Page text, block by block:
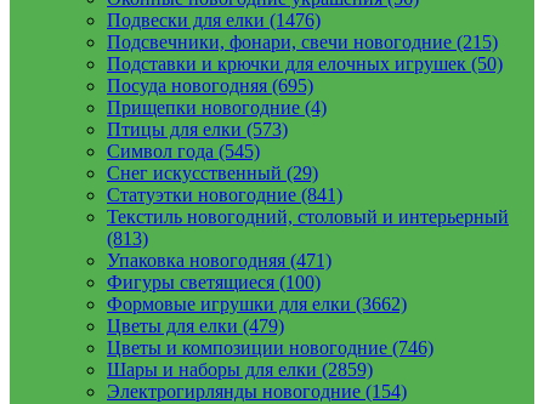
Подвески для елки (1476)
Подсвечники, фонари, свечи новогодние (215)
Подставки и крючки для елочных игрушек (50)
Посуда новогодняя (695)
Прищепки новогодние (4)
Птицы для елки (573)
Символ года (545)
Снег искусственный (29)
Статуэтки новогодние (841)
Текстиль новогодний, столовый и интерьерный
(813)
Упаковка новогодняя (471)
Фигуры светящиеся (100)
Формовые игрушки для елки (3662)
Цветы для елки (479)
Цветы и композиции новогодние (746)
Шары и наборы для елки (2859)
Электрогирлянды новогодние (154)